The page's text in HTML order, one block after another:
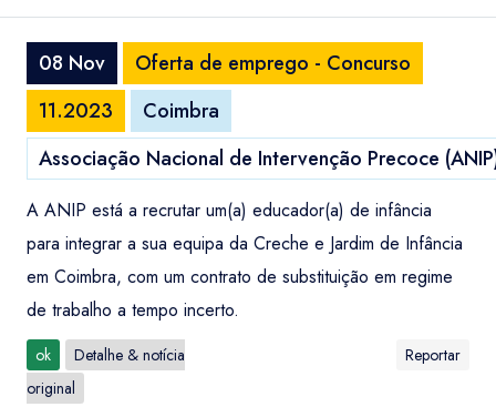
08 Nov
Oferta de emprego - Concurso
11.2023
Coimbra
Associação Nacional de Intervenção Precoce
A ANIP está a recrutar um(a) educador(a) de infância
para integrar a sua equipa da Creche e Jardim de Infância
em Coimbra, com um contrato de substituição em regime
de trabalho a tempo incerto.
ok
Detalhe & notícia
original
Reportar